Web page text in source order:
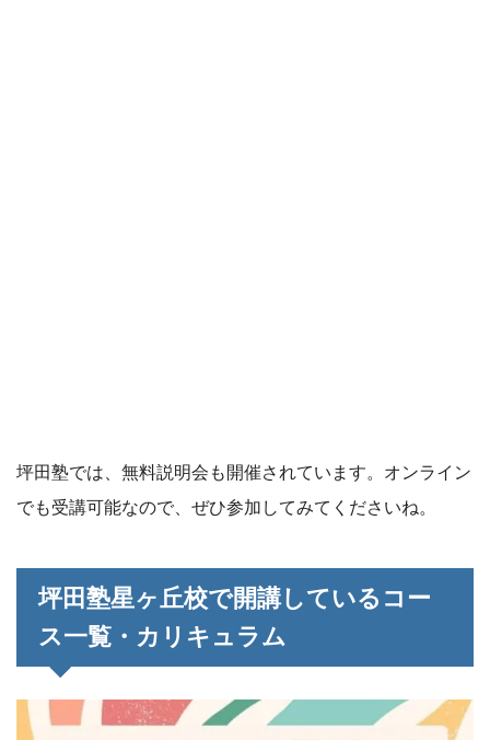
坪田塾では、無料説明会も開催されています。オンライン
でも受講可能なので、ぜひ参加してみてくださいね。
坪田塾星ヶ丘校で開講しているコー
ス一覧・カリキュラム